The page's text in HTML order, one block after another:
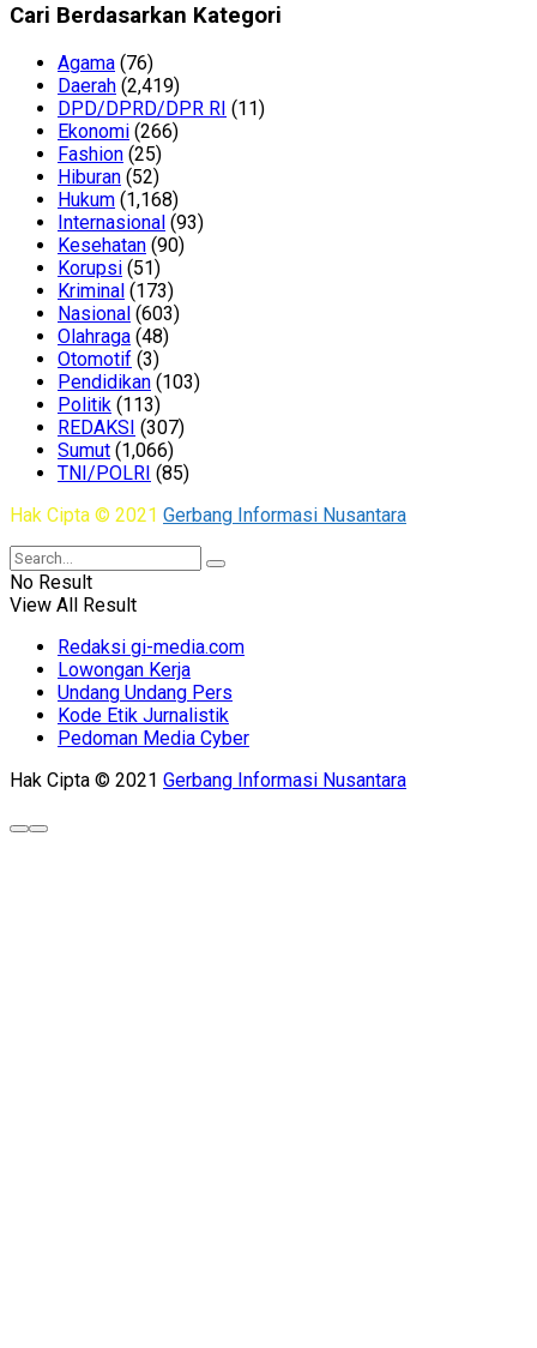
Cari Berdasarkan Kategori
Agama (76)
Daerah (2,419)
DPD/DPRD/DPR RI (11)
Ekonomi (266)
Fashion (25)
Hiburan (52)
Hukum (1,168)
Internasional (93)
Kesehatan (90)
Korupsi (51)
Kriminal (173)
Nasional (603)
Olahraga (48)
Otomotif (3)
Pendidikan (103)
Politik (113)
REDAKSI (307)
Sumut (1,066)
TNI/POLRI (85)
Hak Cipta © 2021 Gerbang Informasi Nusantara
No Result
View All Result
Redaksi gi-media.com
Lowongan Kerja
Undang Undang Pers
Kode Etik Jurnalistik
Pedoman Media Cyber
Hak Cipta © 2021 Gerbang Informasi Nusantara